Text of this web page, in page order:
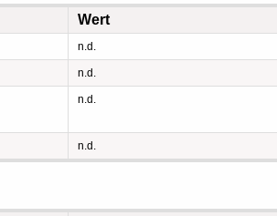
Wert
n.d.
n.d.
n.d.
n.d.